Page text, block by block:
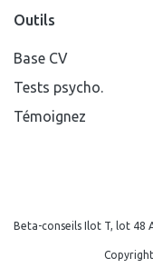
Outils
Base CV
Tests psycho.
Témoignez
Beta-conseils Ilot T, lot 48